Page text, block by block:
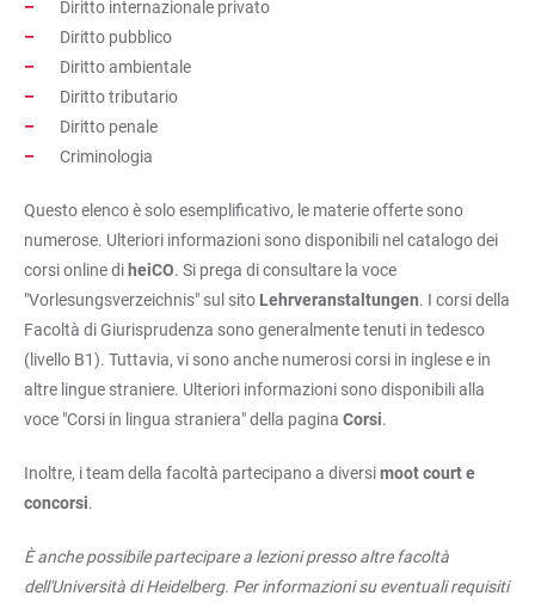
Diritto internazionale privato
Diritto pubblico
Diritto ambientale
Diritto tributario
Diritto penale
Criminologia
Questo elenco è solo esemplificativo, le materie offerte sono
numerose. Ulteriori informazioni sono disponibili nel catalogo dei
corsi online di heiCO. Si prega di consultare la voce
"Vorlesungsverzeichnis" sul sito Lehrveranstaltungen. I corsi della
Facoltà di Giurisprudenza sono generalmente tenuti in tedesco
(livello B1). Tuttavia, vi sono anche numerosi corsi in inglese e in
altre lingue straniere. Ulteriori informazioni sono disponibili alla
voce "Corsi in lingua straniera" della pagina Corsi.
Inoltre, i team della facoltà partecipano a diversimoot court e
concorsi.
È anche possibile partecipare a lezioni presso altre facoltà
dell'Università di Heidelberg. Per informazioni su eventuali requisiti